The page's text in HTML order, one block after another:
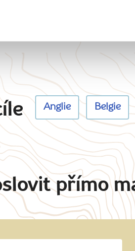
místa bez
neznají.
Na
Anglie Belgie
přímo